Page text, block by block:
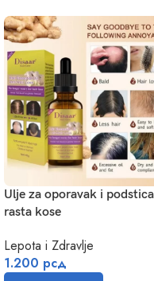
Ulje za oporavak i
rasta kose
Lepota i Zdravlje
1.200 рсд